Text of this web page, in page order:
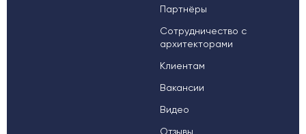
Партнёры
Сотрудничество с
архитекторами
Клиентам
Вакансии
Видео
Отзывы